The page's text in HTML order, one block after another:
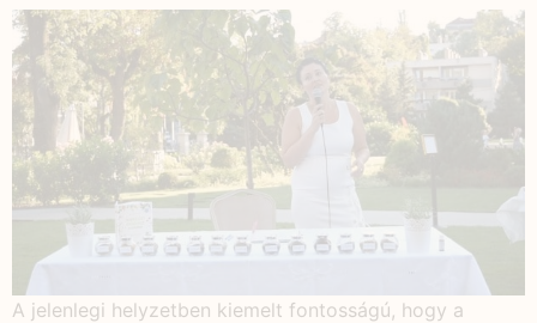
A jelenlegi helyzetben kiemelt fontosságú, hogy a